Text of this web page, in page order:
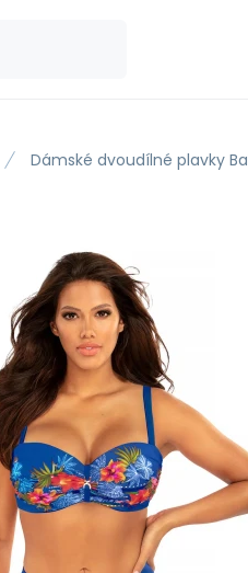
Dámské dvoudílné plavky